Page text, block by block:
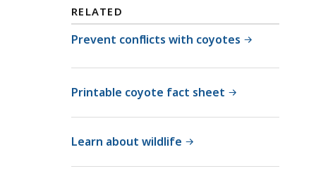
i
f
e
s
s
l
i
f
RELATED
Prevent conflicts with coyotes
Printable coyote fact sheet
Learn about wildlife